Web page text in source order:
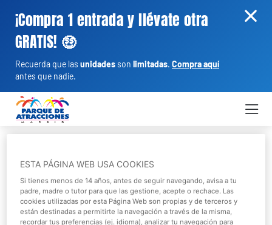
¡Compra 1 entrada y llévate otra
GRATIS! 🤑
Recuerda que las unidadesson limitadas. Compra aquí
antes que nadie.
¿Qué estás buscando?
ESTA PÁGINA WEB USA COOKIES
Si tienes menos de 14 años, antes de seguir navegando, avisa a tu
padre, madre o tutor para que las gestione, acepte o rechace. Las
cookies utilizadas por esta Página Web son propias y de terceros y
están destinadas a permitirte la navegación a través de la misma,
recordar tus preferencias (ej. idioma), analizar tu navegación para